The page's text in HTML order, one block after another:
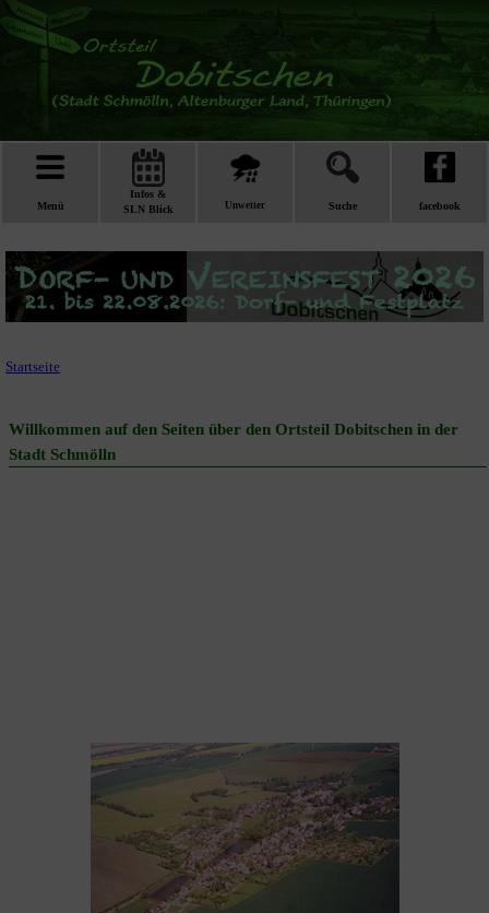
Menü
Infos &
SLN Blick
Unwetter Suche facebook
Startseite
Willkommen auf den Seiten über den Ortsteil Dobitschen in der
Stadt Schmölln